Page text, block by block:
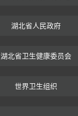
湖北省人民政府
湖北省卫生健康委员会
世界卫生组织